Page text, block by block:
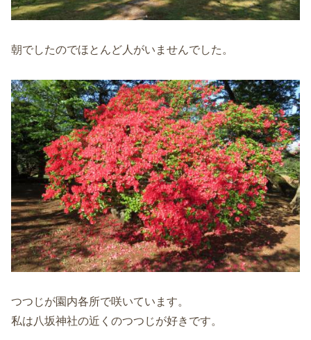
朝でしたのでほとんど人がいませんでした。
つつじが園内各所で咲いています。
私は八坂神社の近くのつつじが好きです。